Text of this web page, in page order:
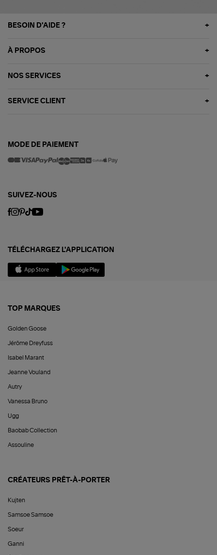
BESOIN D'AIDE ?
À PROPOS
NOS SERVICES
SERVICE CLIENT
MODE DE PAIEMENT
SUIVEZ-NOUS
TÉLÉCHARGEZ L'APPLICATION
TOP MARQUES
Golden Goose
Jérôme Dreyfuss
Isabel Marant
Jeanne Vouland
Autry
Vanessa Bruno
Ugg
Baobab Collection
Assouline
CRÉATEURS PRÊT-À-PORTER
Kujten
Samsoe Samsoe
Soeur
Ganni